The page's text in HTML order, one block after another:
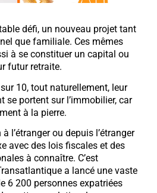
défi, un nouveau projet tant
que familiale. Ces mêmes
à se constituer un capital ou
futur retraite.
10, tout naturellement, leur
se portent sur l’immobilier, car
à la pierre.
à l’étranger ou depuis l’étranger
avec des lois fiscales et des
à connaître. C’est
a lancé une vaste
6 200 personnes expatriées